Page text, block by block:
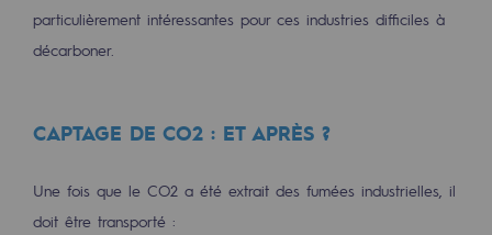
Mixité et égalité Femme-Homme
Sécurité
PARI 2035, le programme de sécurité
particulièrement intéressantes pour ces industries difficiles à
décarboner.
CAPTAGE DE CO2 : ET APRÈS ?
Une fois que le CO2 a été extrait des fumées industrielles, il
doit être transporté :